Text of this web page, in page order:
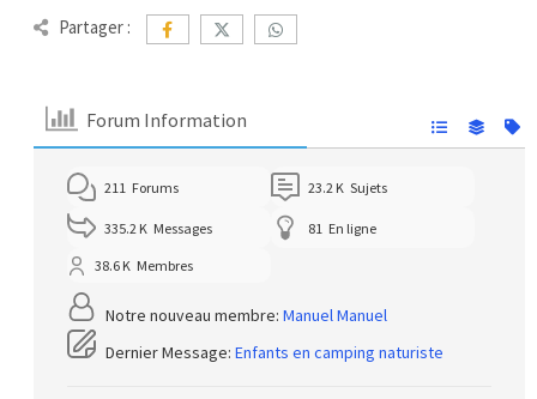
Partager :
Forum Information
211 Forums 23.2 K Sujets
335.2 K Messages 81 En ligne
38.6 K Membres
Notre nouveau membre: Manuel Manuel
Dernier Message: Enfants en camping naturiste